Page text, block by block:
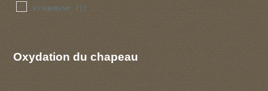
visqueuse (1)
Oxydation du chapeau